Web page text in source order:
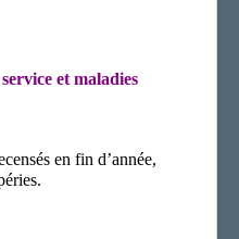
et maladies
en fin d’année,